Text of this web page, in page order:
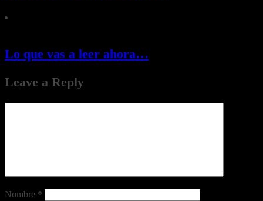
Lo que vas a leer ahora…
Leave a Reply
Nombre *